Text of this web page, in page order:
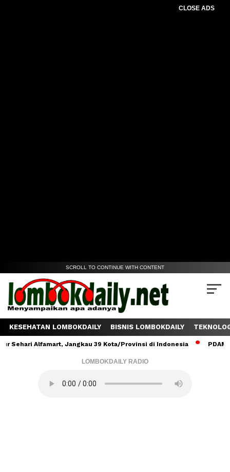
CLOSE ADS
SCROLL TO CONTINUE WITH CONTENT
KESEHATAN LOMBOKDAILY BISNIS LOMBOKDAILY
Alfamart, Jangkau 39 Kota/Provinsi di Indonesia PDAM
LOMBOKDAILY RADIO